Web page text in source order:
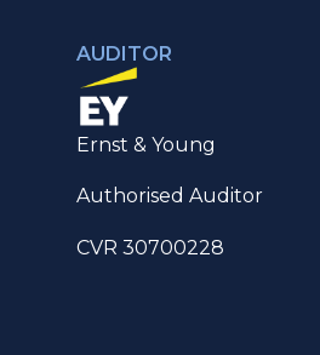
AUDITOR
Ernst & Young
Authorised Auditor
CVR 30700228